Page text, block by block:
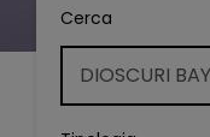
Cerca